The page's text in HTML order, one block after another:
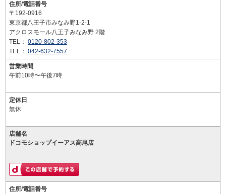
住所/電話番号
〒192-0916
東京都八王子市みなみ野1-2-1
アクロスモール八王子みなみ野 2階
TEL： 0120-802-353
TEL： 042-632-7557
営業時間
午前10時〜午後7時
定休日
無休
店舗名
ドコモショップイーアス高尾店
住所/電話番号